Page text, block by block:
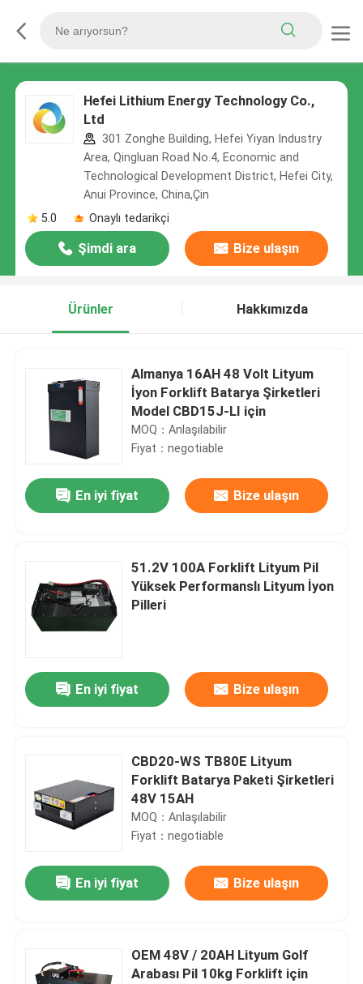
Hefei Lithium Energy Technology Co.,
Ltd
301 Zonghe Building, Hefei Yiyan Industry
Area, Qingluan Road No.4, Economic and
Technological Development District, Hefei City,
Anui Province, China,Çin
5.0
Onaylı tedarikçi
Şimdi ara Bize ulaşın
Ürünler Hakkımızda
Almanya 16AH 48 Volt Lityum
İyon Forklift Batarya Şirketleri
Model CBD15J-LI için
MOQ：Anlaşılabilir
Fiyat：negotiable
En iyi fiyat Bize ulaşın
51.2V 100A Forklift Lityum Pil
Yüksek Performanslı Lityum İyon
Pilleri
En iyi fiyat Bize ulaşın
CBD20-WS TB80E Lityum
Forklift Batarya Paketi Şirketleri
48V 15AH
MOQ：Anlaşılabilir
Fiyat：negotiable
En iyi fiyat Bize ulaşın
OEM 48V / 20AH Lityum Golf
Arabası Pil 10kg Forklift için